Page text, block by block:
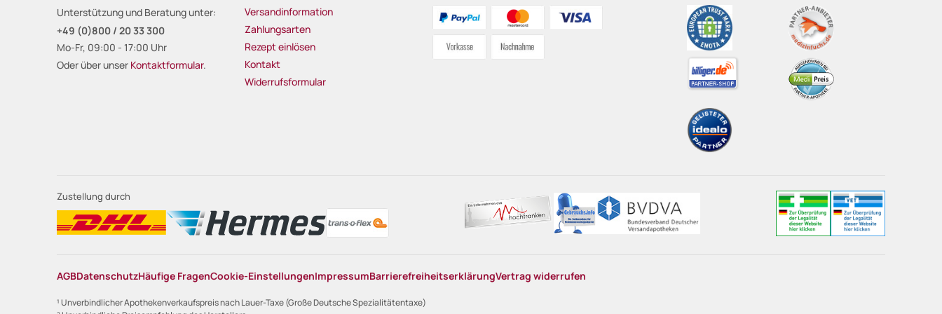
Unterstützung und Beratung unter:
+49 (0)800 / 20 33 300
Mo-Fr, 09:00 - 17:00 Uhr
Oder über unser Kontaktformular.
Versandinformation
Zahlungsarten
Rezept einlösen
Kontakt
Widerrufsformular
Zustellung durch
AGBDatenschutzHäufige FragenCookie-EinstellungenImpressumBarrierefreiheitserklärungVertrag widerrufen
¹ Unverbindlicher Apothekenverkaufspreis nach Lauer-Taxe (Große Deutsche Spezialitätentaxe)